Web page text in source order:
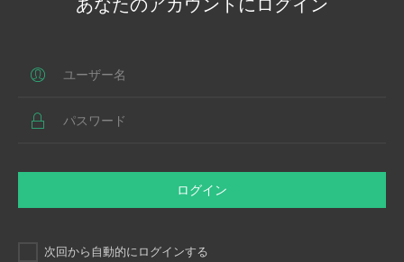
ログイン
次回から自動的にログインする